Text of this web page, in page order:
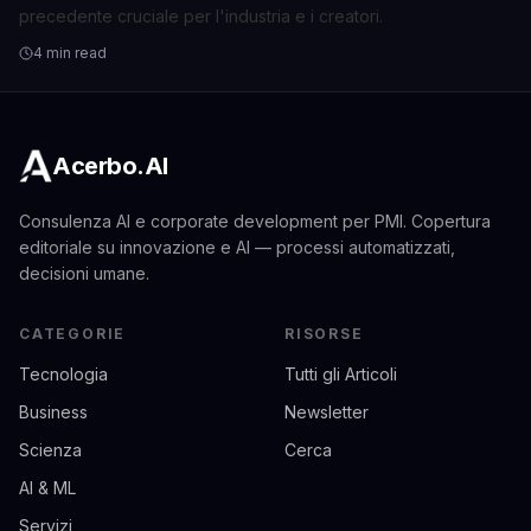
precedente cruciale per l'industria e i creatori.
4 min read
Acerbo.AI
Consulenza AI e corporate development per PMI. Copertura
editoriale su innovazione e AI — processi automatizzati,
decisioni umane.
CATEGORIE
Tecnologia
Business
Scienza
AI & ML
Servizi
RISORSE
Tutti gli Articoli
Newsletter
Cerca